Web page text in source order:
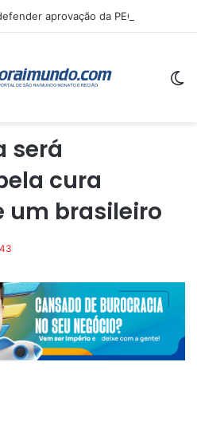
será
cura
um brasileiro